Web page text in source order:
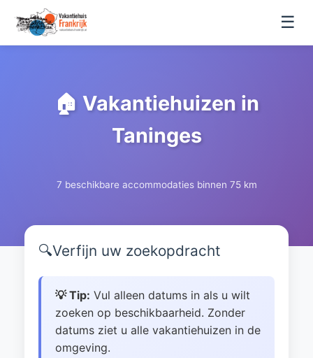
☰
🏠 Vakantiehuizen in
Taninges
7 beschikbare accommodaties binnen 75 km
🔍Verfijn uw zoekopdracht
💡 Tip: Vul alleen datums in als u wilt
zoeken op beschikbaarheid. Zonder
datums ziet u alle vakantiehuizen in de
omgeving.